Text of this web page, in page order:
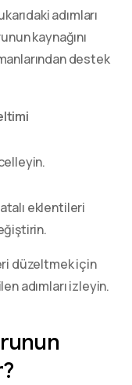
adımları
kaynağını
destek
eklentileri
düzeltmek için
adımları izleyin.